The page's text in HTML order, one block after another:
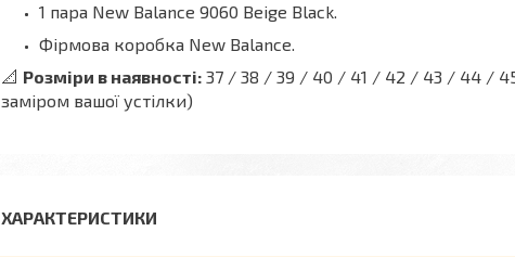
1 пара New Balance 9060 Beige Black.
Фірмова коробка New Balance.
📐 Розміри в наявності: 37 / 38 / 39 / 40 / 41 / 42 / 43 / 44 / 45
заміром вашої устілки)
ХАРАКТЕРИСТИКИ